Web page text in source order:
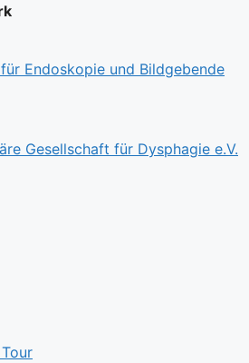
Endoskopie und Bildgebende
Gesellschaft für Dysphagie e.V.